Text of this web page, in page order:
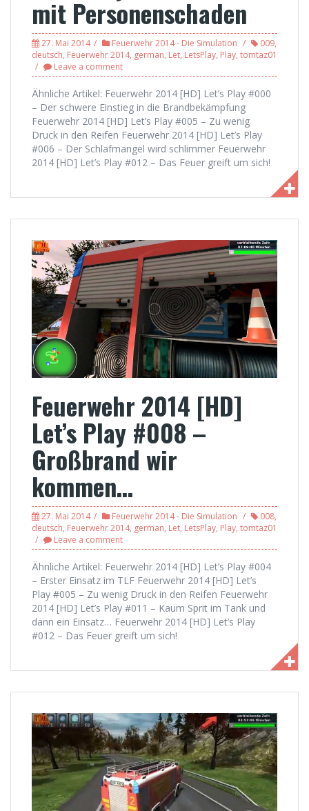
mit Personenschaden
27. Mai 2014 Feuerwehr 2014 - Die Simulation 009,
deutsch, Feuerwehr 2014, german, Let, LetsPlay, Play, tomtaz01
Leave a comment
Ähnliche Artikel: Feuerwehr 2014 [HD] Let’s Play #000
– Der schwere Einstieg in die Brandbekämpfung
Feuerwehr 2014 [HD] Let’s Play #005 – Zu wenig
Druck in den Reifen Feuerwehr 2014 [HD] Let’s Play
#006 – Der Schlafmangel wird schlimmer Feuerwehr
2014 [HD] Let’s Play #012 – Das Feuer greift um sich!
Feuerwehr 2014 [HD]
Let’s Play #008 –
Großbrand wir
kommen…
27. Mai 2014 Feuerwehr 2014 - Die Simulation 008,
deutsch, Feuerwehr 2014, german, Let, LetsPlay, Play, tomtaz01
Leave a comment
Ähnliche Artikel: Feuerwehr 2014 [HD] Let’s Play #004
– Erster Einsatz im TLF Feuerwehr 2014 [HD] Let’s
Play #005 – Zu wenig Druck in den Reifen Feuerwehr
2014 [HD] Let’s Play #011 – Kaum Sprit im Tank und
dann ein Einsatz… Feuerwehr 2014 [HD] Let’s Play
#012 – Das Feuer greift um sich!